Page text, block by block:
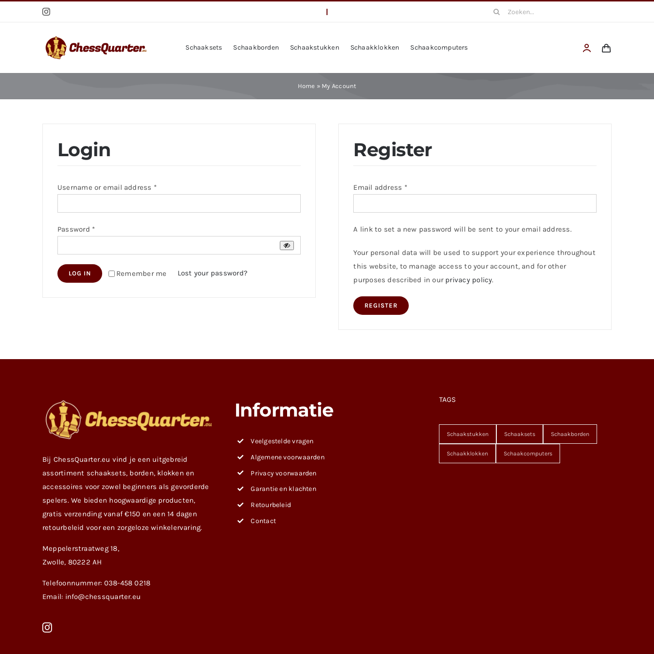
Search
Schaaksets Schaakborden Schaakstukken Schaakklokken Schaakcomputers
Home » My Account
Login
Username or email address *Required
Password *Required
Remember me
LOG IN Lost your password?
Register
Email address *Required
A link to set a new password will be sent to your email address.
Your personal data will be used to support your experience throughout
this website, to manage access to your account, and for other
purposes described in our privacy policy.
REGISTER
Bij ChessQuarter.eu vind je een uitgebreid
assortiment schaaksets, borden, klokken en
accessoires voor zowel beginners als gevorderde
spelers. We bieden hoogwaardige producten,
gratis verzending vanaf €150 en een 14 dagen
retourbeleid voor een zorgeloze winkelervaring.
Meppelerstraatweg 18,
Zwolle, 80222 AH
Telefoonnummer: 038-458 0218
Email: info@chessquarter.eu
Informatie
Veelgestelde vragen
Algemene voorwaarden
Privacy voorwaarden
Garantie en klachten
Retourbeleid
Contact
TAGS
Schaakstukken Schaaksets Schaakborden
Schaakklokken Schaakcomputers